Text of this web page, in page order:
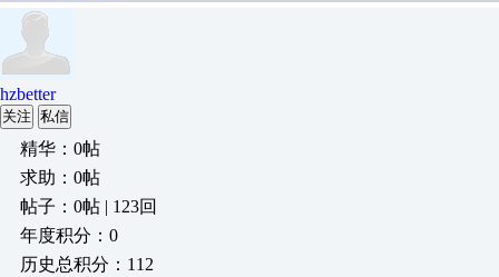
hzbetter
关注 私信
精华：0帖
求助：0帖
帖子：0帖 | 123回
年度积分：0
历史总积分：112